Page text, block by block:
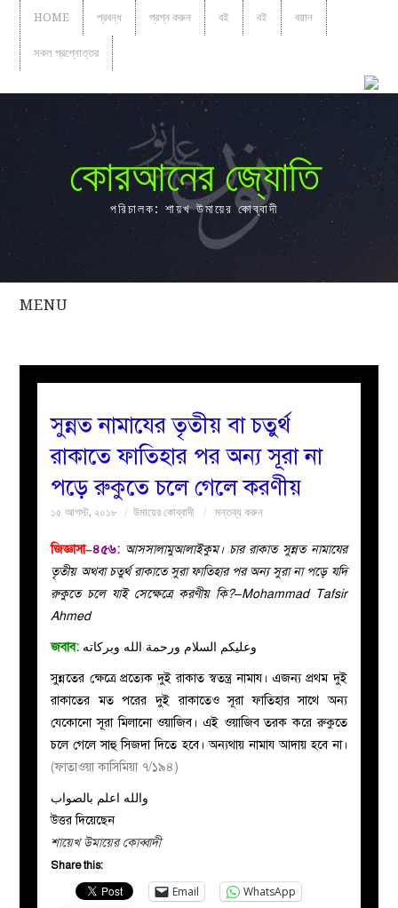
HOME প্রবন্ধ প্রশ্ন করুন বই বই বয়ান
সকল প্রশ্নোত্তর
কোরআনের জ্যোতি
পরিচালক: শায়খ উমায়ের কোব্বাদী
MENU
সকল
বয়ান
নারীদের
ইসলাহী
মজলিস
করুন
সুন্নত নামাযের তৃতীয় বা চতুর্থ
রাকাতে ফাতিহার পর অন্য সূরা না
পড়ে রুকুতে চলে গেলে করণীয়
১৫ আগস্ট, ২০১৮ উমায়ের কোব্বাদী মন্তব্য করুন
জিজ্ঞাসা–৪৫৬: আসসালামুআলাইকুম। চার রাকাত সুন্নত নামাযের
তৃতীয় অথবা চতুর্থ রাকাতে সুরা ফাতিহার পর অন্য সুরা না পড়ে যদি
রুকুতে চলে যাই সেক্ষেত্রে করণীয় কি?–Mohammad Tafsir
Ahmed
জবাব: وعليكم السلام ورحمة الله وبركاته
সুন্নতের ক্ষেত্রে প্রত্যেক দুই রাকাত স্বতন্ত্র নামায। এজন্য প্রথম দুই
রাকাতের মত পরের দুই রাকাতেও সূরা ফাতিহার সাথে অন্য
যেকোনো সূরা মিলানো ওয়াজিব। এই ওয়াজিব তরক করে রুকুতে
চলে গেলে সাহু সিজদা দিতে হবে। অন্যথায় নামায আদায় হবে না।
(ফাতাওয়া কাসিমিয়া ৭/১৯৪)
والله اعلم بالصواب
উত্তর দিয়েছেন
শায়েখ উমায়ের কোব্বাদী
Share this:
Email
WhatsApp